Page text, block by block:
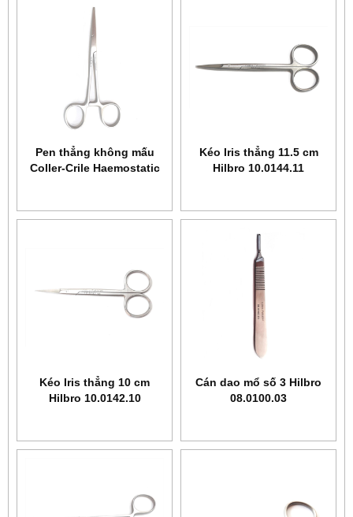
Pen thẳng không mấu
Coller-Crile Haemostatic
Kéo Iris thẳng 11.5 cm
Hilbro 10.0144.11
Kéo Iris thẳng 10 cm
Hilbro 10.0142.10
Cán dao mổ số 3 Hilbro
08.0100.03